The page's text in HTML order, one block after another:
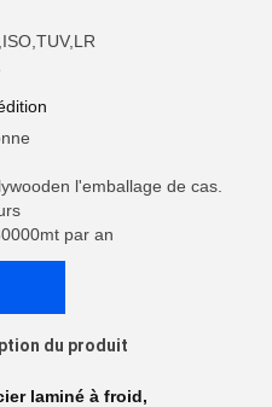
l'emballage de cas.
par an
du produit
laminé à froid,